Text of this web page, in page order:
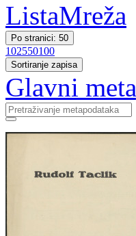
ListaMreža
Po stranici: 50
102550100
Sortiranje zapisa
Glavni